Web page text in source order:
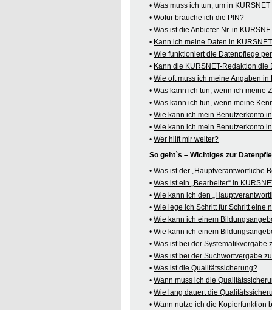
• Was muss ich tun, um in
• Wofür brauche ich die PIN?
• Was ist die Anbieter-Nr. in
• Kann ich meine Daten in
• Wie funktioniert die Datenpflege
• Kann die KURSNET-Redaktion
• Wie oft muss ich meine Angaben
• Was kann ich tun, wenn ich meine
• Was kann ich tun, wenn meine
• Wie kann ich mein Benutzerkonto
• Wie kann ich mein Benutzerkonto
• Wer hilft mir weiter?
So geht`s – Wichtiges zur
• Was ist der „Hauptverantwortliche
• Was ist ein „Bearbeiter“ in
• Wie kann ich den
• Wie lege ich Schritt für Schritt eine
• Wie kann ich einem
• Wie kann ich einem
• Was ist bei der Systematikvergabe
• Was ist bei der Suchwortvergabe
• Was ist die Qualitätssicherung?
• Wann muss ich die
• Wie lang dauert die
• Wann nutze ich die Kopierfunktion